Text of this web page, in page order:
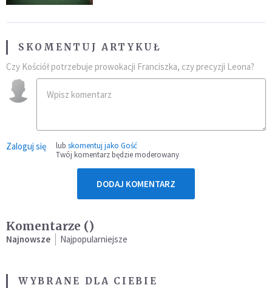
SKOMENTUJ ARTYKUŁ
Czy Kościół potrzebuje prowokacji Franciszka, czy precyzji Leona?
Zaloguj się lub skomentuj jako Gość
Twój komentarz będzie moderowany
DODAJ KOMENTARZ
Komentarze ()
Najnowsze Najpopularniejsze
WYBRANE DLA CIEBIE